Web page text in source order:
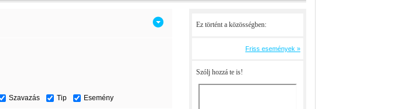
Szavazás Tip Esemény
Ez történt a közösségben:
Friss események »
Szólj hozzá te is!